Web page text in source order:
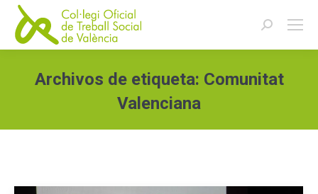
Buscar:
Archivos de etiqueta: Comunitat
Valenciana